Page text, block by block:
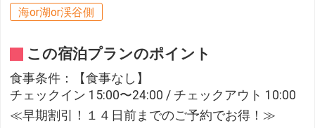
海or湖or渓谷側
この宿泊プランのポイント
食事条件：【食事なし】
チェックイン 15:00〜24:00 / チェックアウト 10:00
≪早期割引！１４日前までのご予約でお得！≫